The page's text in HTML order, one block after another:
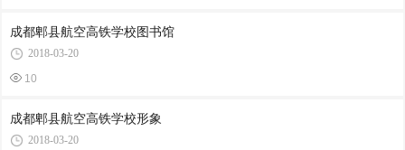
成都郫县航空高铁学校图书馆
2018-03-20
10
成都郫县航空高铁学校形象
2018-03-20